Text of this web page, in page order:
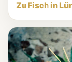
Zu Fisch in